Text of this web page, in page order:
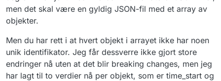
eksempel de i GO språket. Kunne dere fikse
dette?
"tomorrow". Det hadde gjort bruken mye
enklere.
men det skal være en gyldig JSON-fil med et array av
objekter.
Men du har rett i at hvert objekt i arrayet ikke har noen
unik identifikator. Jeg får dessverre ikke gjort store
endringer nå uten at det blir breaking changes, men jeg
har lagt til to verdier nå per objekt, som er time_start og